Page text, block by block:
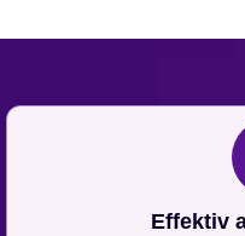
Effektiv